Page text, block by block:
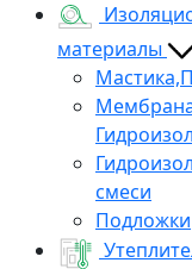
материалы
смеси
Подложки